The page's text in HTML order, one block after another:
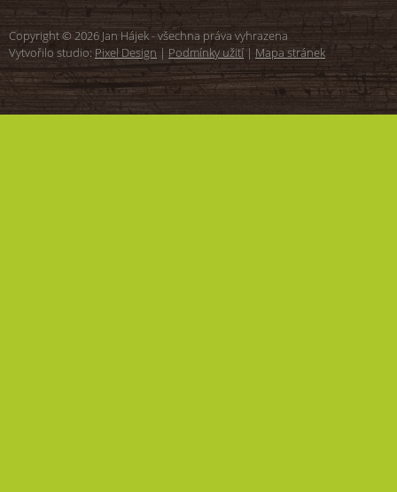
Copyright © 2026 Jan Hájek - všechna práva vyhrazena
Vytvořilo studio: Pixel Design | Podmínky užití | Mapa stránek